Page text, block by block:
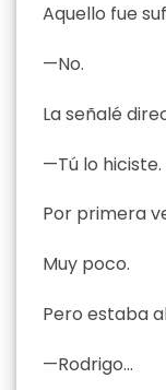
Aquello fue
—No.
La señalé
—Tú lo hiciste.
Por primera
Muy poco.
Pero estaba
—Rodrigo…